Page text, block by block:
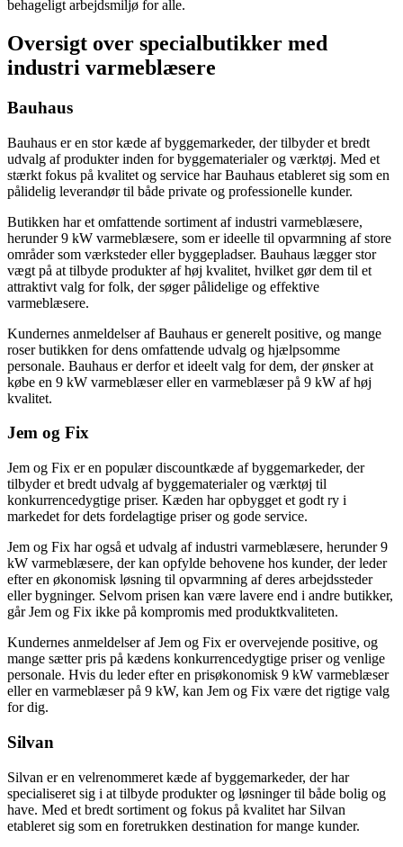
behageligt arbejdsmiljø for alle.
Oversigt over specialbutikker med
industri varmeblæsere
Bauhaus
Bauhaus er en stor kæde af byggemarkeder, der tilbyder et bredt
udvalg af produkter inden for byggematerialer og værktøj. Med et
stærkt fokus på kvalitet og service har Bauhaus etableret sig som en
pålidelig leverandør til både private og professionelle kunder.
Butikken har et omfattende sortiment af industri varmeblæsere,
herunder 9 kW varmeblæsere, som er ideelle til opvarmning af store
områder som værksteder eller byggepladser. Bauhaus lægger stor
vægt på at tilbyde produkter af høj kvalitet, hvilket gør dem til et
attraktivt valg for folk, der søger pålidelige og effektive
varmeblæsere.
Kundernes anmeldelser af Bauhaus er generelt positive, og mange
roser butikken for dens omfattende udvalg og hjælpsomme
personale. Bauhaus er derfor et ideelt valg for dem, der ønsker at
købe en 9 kW varmeblæser eller en varmeblæser på 9 kW af høj
kvalitet.
Jem og Fix
Jem og Fix er en populær discountkæde af byggemarkeder, der
tilbyder et bredt udvalg af byggematerialer og værktøj til
konkurrencedygtige priser. Kæden har opbygget et godt ry i
markedet for dets fordelagtige priser og gode service.
Jem og Fix har også et udvalg af industri varmeblæsere, herunder 9
kW varmeblæsere, der kan opfylde behovene hos kunder, der leder
efter en økonomisk løsning til opvarmning af deres arbejdssteder
eller bygninger. Selvom prisen kan være lavere end i andre butikker,
går Jem og Fix ikke på kompromis med produktkvaliteten.
Kundernes anmeldelser af Jem og Fix er overvejende positive, og
mange sætter pris på kædens konkurrencedygtige priser og venlige
personale. Hvis du leder efter en prisøkonomisk 9 kW varmeblæser
eller en varmeblæser på 9 kW, kan Jem og Fix være det rigtige valg
for dig.
Silvan
Silvan er en velrenommeret kæde af byggemarkeder, der har
specialiseret sig i at tilbyde produkter og løsninger til både bolig og
have. Med et bredt sortiment og fokus på kvalitet har Silvan
etableret sig som en foretrukken destination for mange kunder.